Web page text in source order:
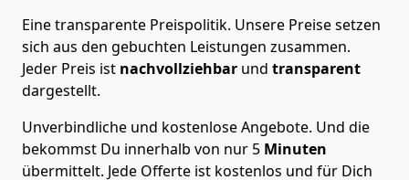
Eine transparente Preispolitik. Unsere Preise setzen
sich aus den gebuchten Leistungen zusammen.
Jeder Preis ist nachvollziehbar und transparent
dargestellt.
Unverbindliche und kostenlose Angebote. Und die
bekommst Du innerhalb von nur 5 Minuten
übermittelt. Jede Offerte ist kostenlos und für Dich